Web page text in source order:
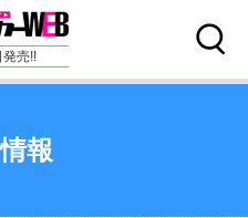
売!!
報